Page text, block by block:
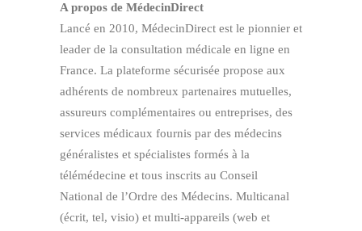
A propos de MédecinDirect
Lancé en 2010, MédecinDirect est le pionnier et
leader de la consultation médicale en ligne en
France. La plateforme sécurisée propose aux
adhérents de nombreux partenaires mutuelles,
assureurs complémentaires ou entreprises, des
services médicaux fournis par des médecins
généralistes et spécialistes formés à la
télémédecine et tous inscrits au Conseil
National de l’Ordre des Médecins. Multicanal
(écrit, tel, visio) et multi-appareils (web et